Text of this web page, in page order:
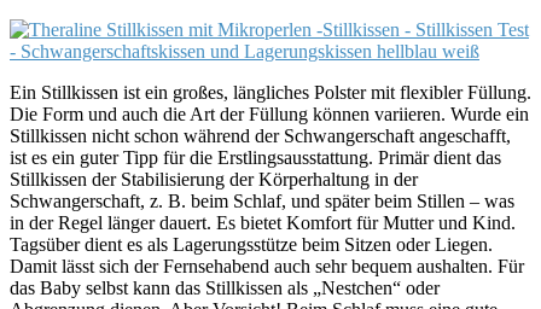
Ein Stillkissen ist ein großes, längliches Polster mit flexibler Füllung.
Die Form und auch die Art der Füllung können variieren. Wurde ein
Stillkissen nicht schon während der Schwangerschaft angeschafft,
ist es ein guter Tipp für die Erstlingsausstattung. Primär dient das
Stillkissen der Stabilisierung der Körperhaltung in der
Schwangerschaft, z. B. beim Schlaf, und später beim Stillen – was
in der Regel länger dauert. Es bietet Komfort für Mutter und Kind.
Tagsüber dient es als Lagerungsstütze beim Sitzen oder Liegen.
Damit lässt sich der Fernsehabend auch sehr bequem aushalten. Für
das Baby selbst kann das Stillkissen als „Nestchen“ oder